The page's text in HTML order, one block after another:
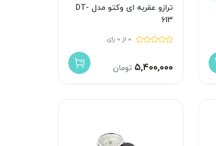
ترازو عقربه ای وکتو مدل DT-
613
0 از 0 رای
۵,۴۰۰,۰۰۰ تومان